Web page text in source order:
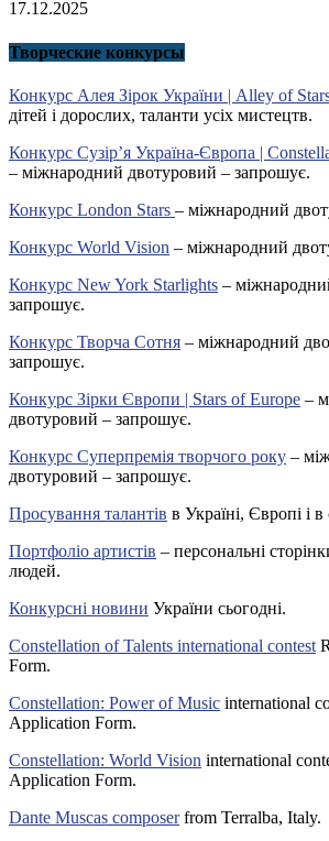
17.12.2025
Творческие конкурсы
Конкурс Алея Зірок України | Alley of
дітей і дорослих, таланти усіх мистецтв.
Конкурс Сузір’я Україна-Європа |
– міжнародний двотуровий – запрошує.
Конкурс London Stars – міжнародний
Конкурс World Vision – міжнародний
Конкурс New York Starlights –
запрошує.
Конкурс Творча Сотня – міжнародний
запрошує.
Конкурс Зірки Європи | Stars of Europe –
двотуровий – запрошує.
Конкурс Суперпремія творчого року –
двотуровий – запрошує.
Просування талантів в Україні, Європі і в
Портфоліо артистів – персональні
людей.
Конкурсні новини України сьогодні.
Constellation of Talents international contest
Form.
Constellation: Power of Music international
Application Form.
Constellation: World Vision international
Application Form.
Dante Muscas composerfrom Terralba, Italy.